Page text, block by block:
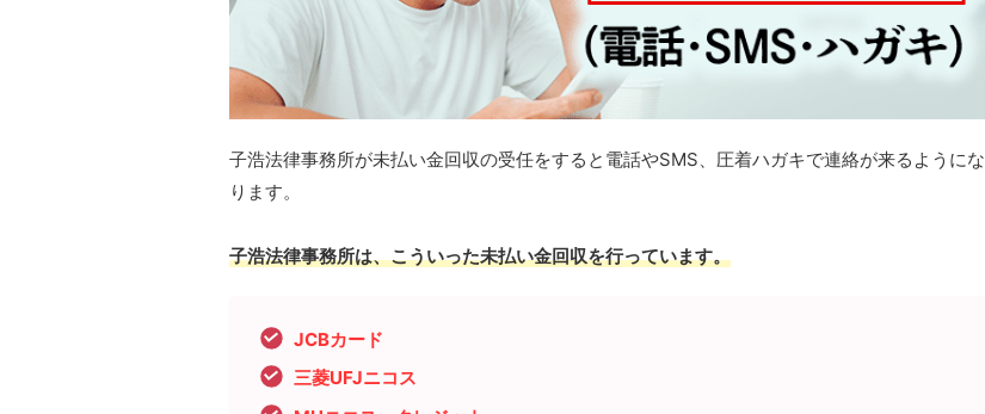
子浩法律事務所が未払い金回収の受任をすると電話やSMS、圧着ハガキで連絡が来るようにな
ります。
子浩法律事務所は、こういった未払い金回収を行っています。
JCBカード
三菱UFJニコス